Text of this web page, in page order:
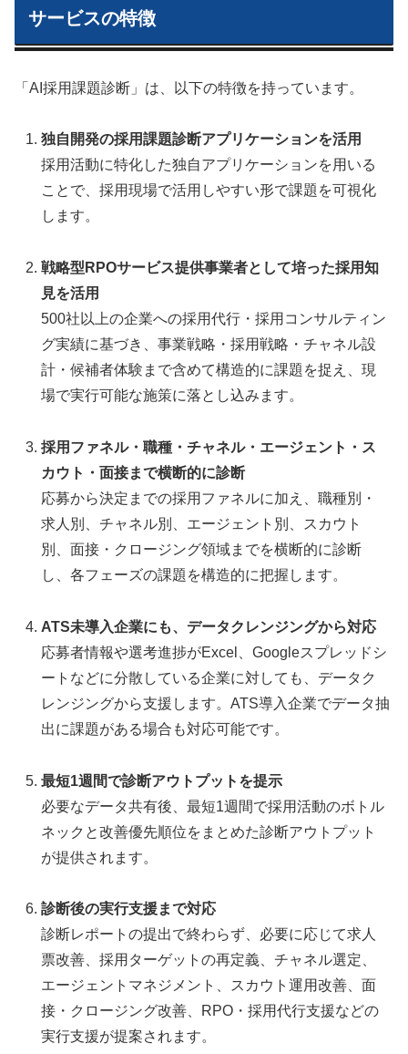
サービスの特徴
「AI採用課題診断」は、以下の特徴を持っています。
独自開発の採用課題診断アプリケーションを活用
採用活動に特化した独自アプリケーションを用いる
ことで、採用現場で活用しやすい形で課題を可視化
します。
戦略型RPOサービス提供事業者として培った採用知
見を活用
500社以上の企業への採用代行・採用コンサルティン
グ実績に基づき、事業戦略・採用戦略・チャネル設
計・候補者体験まで含めて構造的に課題を捉え、現
場で実行可能な施策に落とし込みます。
採用ファネル・職種・チャネル・エージェント・ス
カウト・面接まで横断的に診断
応募から決定までの採用ファネルに加え、職種別・
求人別、チャネル別、エージェント別、スカウト
別、面接・クロージング領域までを横断的に診断
し、各フェーズの課題を構造的に把握します。
ATS未導入企業にも、データクレンジングから対応
応募者情報や選考進捗がExcel、Googleスプレッドシ
ートなどに分散している企業に対しても、データク
レンジングから支援します。ATS導入企業でデータ抽
出に課題がある場合も対応可能です。
最短1週間で診断アウトプットを提示
必要なデータ共有後、最短1週間で採用活動のボトル
ネックと改善優先順位をまとめた診断アウトプット
が提供されます。
診断後の実行支援まで対応
診断レポートの提出で終わらず、必要に応じて求人
票改善、採用ターゲットの再定義、チャネル選定、
エージェントマネジメント、スカウト運用改善、面
接・クロージング改善、RPO・採用代行支援などの
実行支援が提案されます。